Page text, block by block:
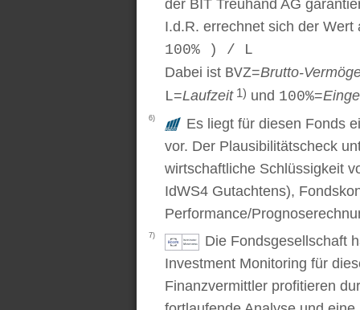
der BIT Treuhand AG
I.d.R. errechnet sich der
100% ) / L
Dabei ist BVZ=Brutto-
L=Laufzeit1) und 100%=
6)
Es liegt für diesen Fonds
vor. Der Plausibilitätscheck
wirtschaftliche Schlüssigkeit
IdWS4 Gutachtens),
Performance/
7)
Die Fondsgesellschaft
Investment Monitoring für
Finanzvermittler profitieren